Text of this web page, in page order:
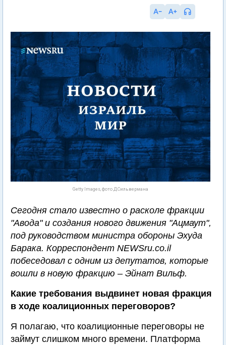
Getty Images, фото Д.Сильвермана
Сегодня стало известно о расколе фракции
"Авода" и создания нового движения "Ацмаут",
под руководством министра обороны Эхуда
Барака. Корреспондент NEWSru.co.il
побеседовал с одним из депутатов, которые
вошли в новую фракцию – Эйнат Вильф.
Какие требования выдвинет новая фракция
в ходе коалиционных переговоров?
Я полагаю, что коалиционные переговоры не
займут слишком много времени. Платформа